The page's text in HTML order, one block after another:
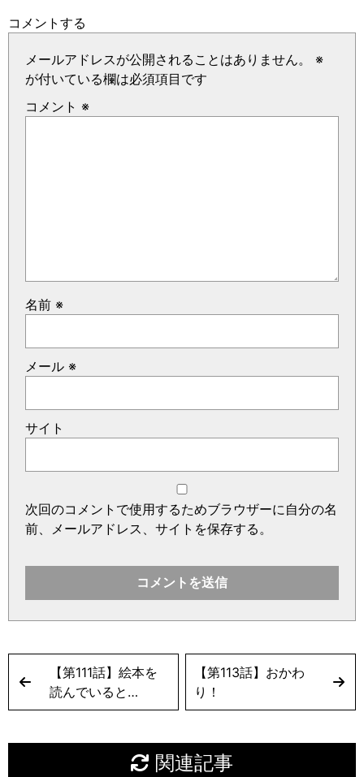
コメントする
メールアドレスが公開されることはありません。
※
が付いている欄は必須項目です
コメント ※
名前 ※
メール ※
サイト
次回のコメントで使用するためブラウザーに自分の名
前、メールアドレス、サイトを保存する。
【第111話】絵本を
読んでいると…
【第113話】おかわ
り！
関連記事